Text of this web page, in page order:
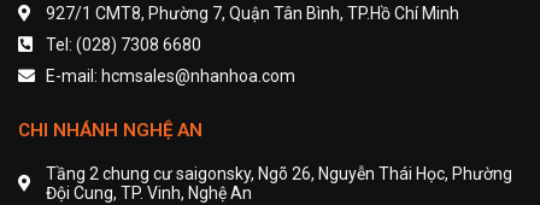
927/1 CMT8, Phường 7, Quận Tân Bình, TP.Hồ Chí Minh
Tel: (028) 7308 6680
E-mail: hcmsales@nhanhoa.com
CHI NHÁNH NGHỆ AN
Tầng 2 chung cư saigonsky, Ngõ 26, Nguyễn Thái Học, Phường
Đội Cung, TP. Vinh, Nghệ An